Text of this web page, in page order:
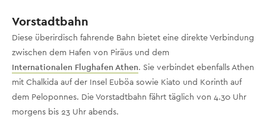
Vorstadtbahn
Diese überirdisch fahrende Bahn bietet eine direkte Verbindung
zwischen dem Hafen von Piräus und dem
Internationalen Flughafen Athen. Sie verbindet ebenfalls Athen
mit Chalkida auf der Insel Euböa sowie Kiato und Korinth auf
dem Peloponnes. Die Vorstadtbahn fährt täglich von 4.30 Uhr
morgens bis 23 Uhr abends.